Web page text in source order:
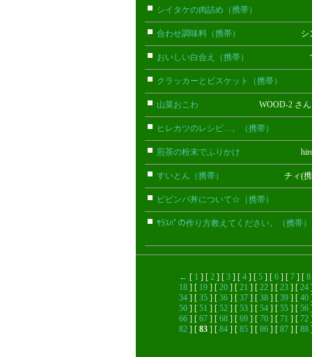
シイタケの肉詰め（携帯）
合わせ調味料（携帯） シン(携
おいしい白合え（携帯） マルミ(
クラッカーとビスケット（携帯）
山菜おこわ WOOD-2 さ
ヒレカツのレシピ…。（携帯）
煎茶の粉末でふりかけ hiroko
すいとん（携帯） チィ(携帯)
ビビンバ丼について☆（携帯）
ｻﾗｽﾊﾟの作り方教えてください。（携帯）
← [ 1 ] [ 2 ] [ 3 ] [ 4 ] [ 5 ] [ 6 ] [ 7 ] [ 8
18 ] [ 19 ] [ 20 ] [ 21 ] [ 22 ] [ 23 ] [ 24
34 ] [ 35 ] [ 36 ] [ 37 ] [ 38 ] [ 39 ] [ 40
50 ] [ 51 ] [ 52 ] [ 53 ] [ 54 ] [ 55 ] [ 56
66 ] [ 67 ] [ 68 ] [ 69 ] [ 70 ] [ 71 ] [ 72
82 ] [ 83 ] [ 84 ] [ 85 ] [ 86 ] [ 87 ] [ 88